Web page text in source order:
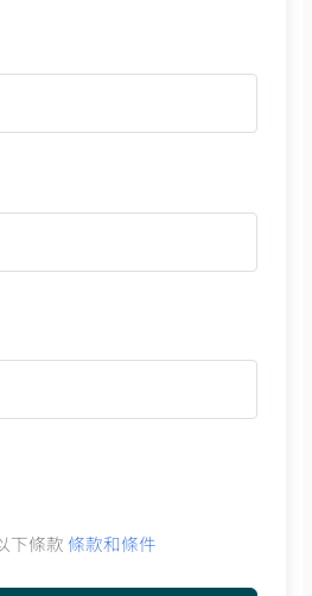
下條款 條款和條件